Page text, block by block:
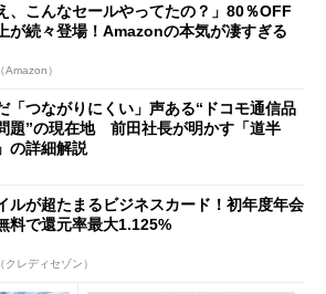
え、こんなセールやってたの？」80％OFF
が続々登場！Amazonの本気が凄すぎる
Amazon）
「つながりにくい」声ある“ドコモ通信品
題”の現在地 前田社長が明かす「道半
の詳細解説
ルが超たまるビジネスカード！初年度年会
料で還元率最大1.125%
クレディセゾン）